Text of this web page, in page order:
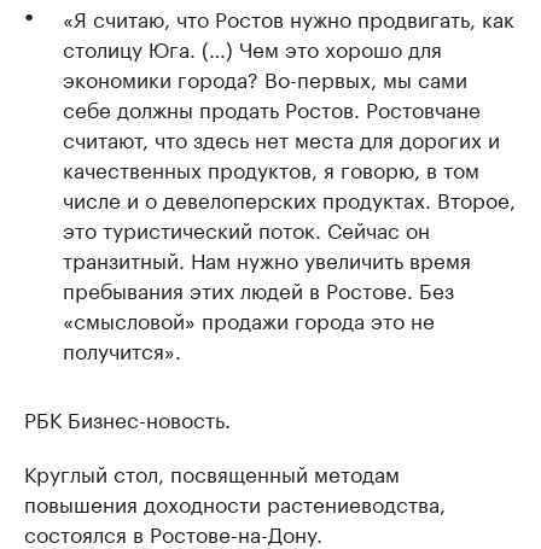
«Я считаю, что Ростов нужно продвигать, как
столицу Юга. (…) Чем это хорошо для
экономики города? Во-первых, мы сами
себе должны продать Ростов. Ростовчане
считают, что здесь нет места для дорогих и
качественных продуктов, я говорю, в том
числе и о девелоперских продуктах. Второе,
это туристический поток. Сейчас он
транзитный. Нам нужно увеличить время
пребывания этих людей в Ростове. Без
«смысловой» продажи города это не
получится».
РБК Бизнес-новость.
Круглый стол, посвященный методам
повышения доходности растениеводства,
состоялся в Ростове-на-Дону.